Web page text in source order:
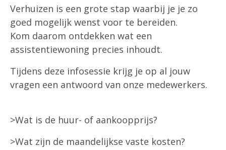
Verhuizen is een grote stap waarbij je je zo
goed mogelijk wenst voor te bereiden.
Kom daarom ontdekken wat een
assistentiewoning precies inhoudt.
Tijdens deze infosessie krijg je op al jouw
vragen een antwoord van onze medewerkers.
>Wat is de huur- of aankoopprijs?
>Wat zijn de maandelijkse vaste kosten?